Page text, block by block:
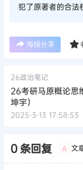
犯了原著者的合法
海报分享
26政治笔记
26考研马原概论思
坤宇）
2025-3-13 17:58:53
0 条回复 A 文